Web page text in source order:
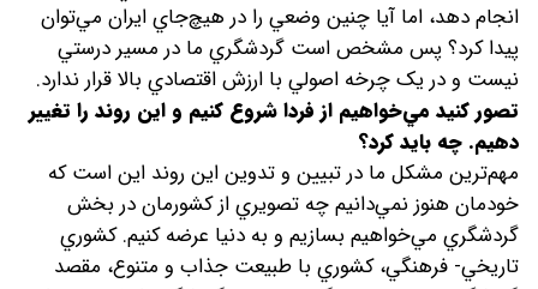
انجام دهد، اما آيا چنين وضعي را در هيچ‌جاي ايران مي‌توان
پيدا کرد؟ پس مشخص است گردشگري ما در مسير درستي
نيست و در يک چرخه اصولي با ارزش اقتصادي بالا قرار ندارد.
تصور کنيد مي‌خواهيم از فردا شروع کنيم و اين روند را تغيير
دهيم. چه بايد کرد؟
مهم‌ترين مشکل ما در تبيين و تدوين اين روند اين است که
خودمان هنوز نمي‌دانيم چه تصويري از کشورمان در بخش
گردشگري مي‌خواهيم بسازيم و به دنيا عرضه کنيم. کشوري
تاريخي- فرهنگي، کشوري با طبيعت جذاب و متنوع، مقصد